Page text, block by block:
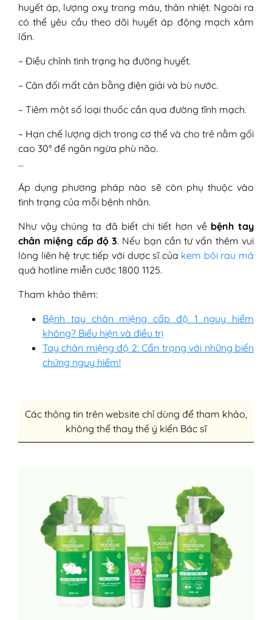
huyết áp, lượng oxy trong máu, thân nhiệt. Ngoài ra
có thể yêu cầu theo dõi huyết áp động mạch xâm
lấn.
– Điều chỉnh tình trạng hạ đường huyết.
– Cân đối mất cân bằng điện giải và bù nước.
– Tiêm một số loại thuốc cần qua đường tĩnh mạch.
– Hạn chế lượng dịch trong cơ thể và cho trẻ nằm gối
cao 30° để ngăn ngừa phù não.
…
Áp dụng phương pháp nào sẽ còn phụ thuộc vào
tình trạng của mỗi bệnh nhân.
Như vậy chúng ta đã biết chi tiết hơn về bệnh tay
chân miệng cấp độ 3. Nếu bạn cần tư vấn thêm vui
lòng liên hệ trực tiếp với dược sĩ của kem bôi rau má
quá hotline miễn cước 1800 1125.
Tham khảo thêm:
Bệnh tay chân miệng cấp độ 1 nguy hiểm
không? Biểu hiện và điều trị
Tay chân miệng độ 2: Cẩn trọng với những biến
chứng nguy hiểm!
Các thông tin trên website chỉ dùng để tham khảo,
không thể thay thế ý kiến Bác sĩ